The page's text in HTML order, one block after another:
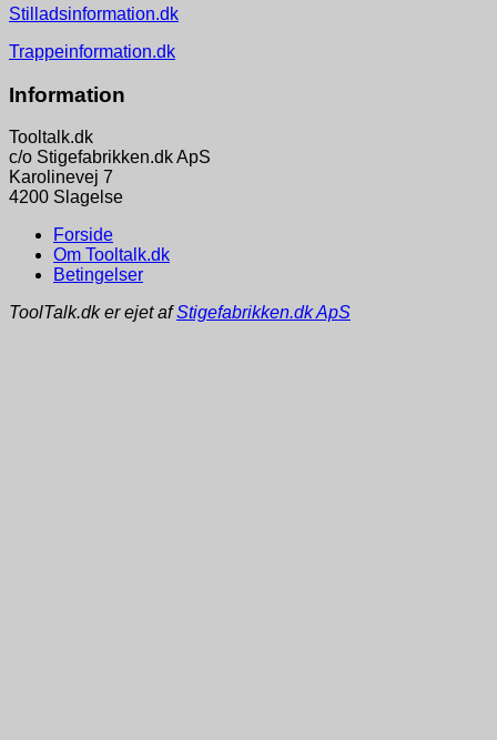
Stilladsinformation.dk
Trappeinformation.dk
Information
Tooltalk.dk
c/o Stigefabrikken.dk ApS
Karolinevej 7
4200 Slagelse
Forside
Om Tooltalk.dk
Betingelser
ToolTalk.dk er ejet afStigefabrikken.dk ApS